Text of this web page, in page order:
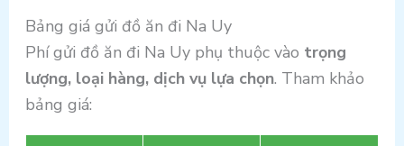
Bảng giá gửi đồ ăn đi Na Uy
Phí gửi đồ ăn đi Na Uy phụ thuộc vào trọng
lượng, loại hàng, dịch vụ lựa chọn. Tham khảo
bảng giá: